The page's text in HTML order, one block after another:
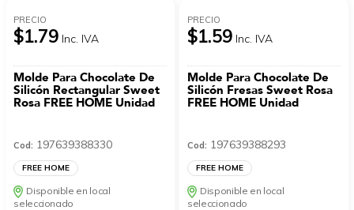
PRECIO
$1.79 Inc. IVA
Molde Para Chocolate De
Silicón Rectangular Sweet
Rosa FREE HOME Unidad
Cod: 197639388330
FREE HOME
Disponible en local
seleccionado
PRECIO
$1.59 Inc. IVA
Molde Para Chocolate De
Silicón Fresas Sweet Rosa
FREE HOME Unidad
Cod: 197639388293
FREE HOME
Disponible en local
seleccionado